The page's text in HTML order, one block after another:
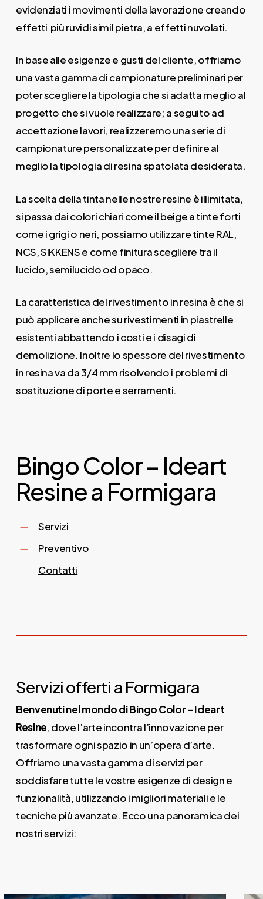
evidenziati i movimenti della lavorazione creando
effetti più ruvidi simil pietra, a effetti nuvolati.
In base alle esigenze e gusti del cliente, offriamo
una vasta gamma di campionature preliminari per
poter scegliere la tipologia che si adatta meglio al
progetto che si vuole realizzare; a seguito ad
accettazione lavori, realizzeremo una serie di
campionature personalizzate per definire al
meglio la tipologia di resina spatolata desiderata.
La scelta della tinta nelle nostre resine è illimitata,
si passa dai colori chiari come il beige a tinte forti
come i grigi o neri, possiamo utilizzare tinte RAL,
NCS, SIKKENS e come finitura scegliere tra il
lucido, semilucido od opaco.
La caratteristica del rivestimento in resina è che si
può applicare anche su rivestimenti in piastrelle
esistenti abbattendo i costi e i disagi di
demolizione. Inoltre lo spessore del rivestimento
in resina va da 3/4 mm risolvendo i problemi di
sostituzione di porte e serramenti.
Bingo Color – Ideart
Resine a Formigara
Servizi
Preventivo
Contatti
Servizi offerti a Formigara
Benvenuti nel mondo di Bingo Color – Ideart
Resine, dove l’arte incontra l’innovazione per
trasformare ogni spazio in un’opera d’arte.
Offriamo una vasta gamma di servizi per
soddisfare tutte le vostre esigenze di design e
funzionalità, utilizzando i migliori materiali e le
tecniche più avanzate. Ecco una panoramica dei
nostri servizi: